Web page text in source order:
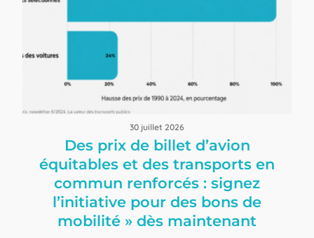
30 juillet 2026
Des prix de billet d’avion
équitables et des transports en
commun renforcés : signez
l’initiative pour des bons de
mobilité » dès maintenant